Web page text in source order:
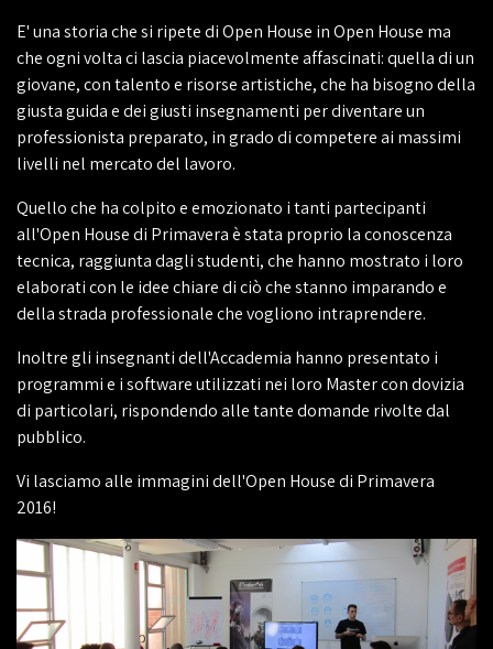
E' una storia che si ripete di Open House in Open House ma
che ogni volta ci lascia piacevolmente affascinati: quella di un
giovane, con talento e risorse artistiche, che ha bisogno della
giusta guida e dei giusti insegnamenti per diventare un
professionista preparato, in grado di competere ai massimi
livelli nel mercato del lavoro.
Quello che ha colpito e emozionato i tanti partecipanti
all'Open House di Primavera è stata proprio la conoscenza
tecnica, raggiunta dagli studenti, che hanno mostrato i loro
elaborati con le idee chiare di ciò che stanno imparando e
della strada professionale che vogliono intraprendere.
Inoltre gli insegnanti dell'Accademia hanno presentato i
programmi e i software utilizzati nei loro Master con dovizia
di particolari, rispondendo alle tante domande rivolte dal
pubblico.
Vi lasciamo alle immagini dell'Open House di Primavera
2016!